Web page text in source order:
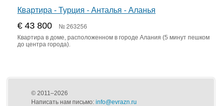
Квартира - Турция - Анталья - Аланья
€ 43 800 № 263256
Квартира в доме, расположенном в городе Алания (5 минут пешком
до центра города).
© 2011–2026
Написать нам письмо: info@evrazn.ru